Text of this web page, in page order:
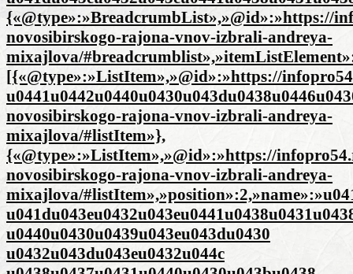
{«@type»:»BreadcrumbList»,»@id»:»https://
novosibirskogo-rajona-vnov-izbrali-andreya-
mixajlova/
[{«@type»:»ListItem»,»@id»:»https://
novosibirskogo-rajona-vnov-izbrali-andreya-
mixajlova/#listItem»},
{«@type»:»ListItem»,»@id»:»https://
novosibirskogo-rajona-vnov-izbrali-andreya-
mixajlova/
u0440u0430u0439u043eu043du0430
u0432u043du043eu0432u044c